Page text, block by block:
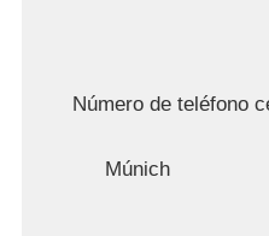
Número de teléfono
Múnich